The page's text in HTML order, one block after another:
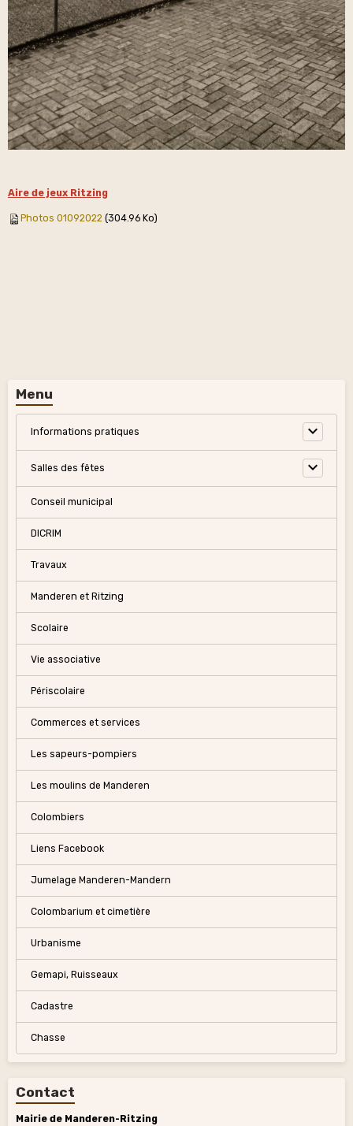
Aire de jeux Ritzing
Photos 01092022 (304.96 Ko)
Menu
Informations pratiques
Salles des fêtes
Conseil municipal
DICRIM
Travaux
Manderen et Ritzing
Scolaire
Vie associative
Périscolaire
Commerces et services
Les sapeurs-pompiers
Les moulins de Manderen
Colombiers
Liens Facebook
Jumelage Manderen-Mandern
Colombarium et cimetière
Urbanisme
Gemapi, Ruisseaux
Cadastre
Chasse
Contact
Mairie de Manderen-Ritzing